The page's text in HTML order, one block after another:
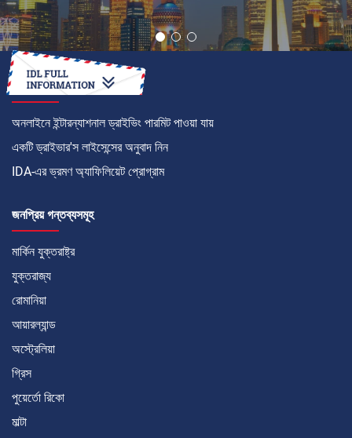
কীভাবে
অনলাইনে ইন্টারন্যাশনাল ড্রাইভিং পারমিট পাওয়া যায়
একটি ড্রাইভার'স লাইসেন্সের অনুবাদ নিন
IDA-এর ভ্রমণ অ্যাফিলিয়েট প্রোগ্রাম
জনপ্রিয় গন্তব্যসমূহ
মার্কিন যুক্তরাষ্ট্র
যুক্তরাজ্য
রোমানিয়া
আয়ারল্যান্ড
অস্ট্রেলিয়া
গ্রিস
পুয়ের্তো রিকো
মাল্টা